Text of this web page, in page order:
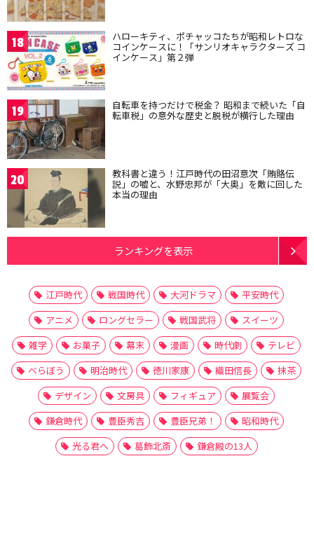
18 ハローキティ、ポチャッコたちが昭和レトロな
コインケースに！「サンリオキャラクターズ コ
インケース」第２弾
19 自転車を持つだけで税金？ 昭和まで続いた「自
転車税」の意外な歴史と脱税が横行した理由
20 教科書と違う！江戸時代の田沼意次「賄賂伝
説」の嘘と、水野忠邦が「大奥」を敵に回した
本当の理由
ランキングを表示
江戸時代 戦国時代 大河ドラマ
平安時代
アニメ
ロングセラー 戦国武将
スイーツ
雑学
お菓子 幕末 漫画 時代劇
テレビ
べらぼう
明治時代 徳川家康 織田信長
抹茶
デザイン
文房具 フィギュア
展覧会
鎌倉時代
豊臣秀吉 豊臣兄弟！
昭和時代
光る君へ
葛飾北斎 鎌倉殿の13人